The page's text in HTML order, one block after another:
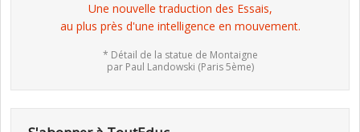
Une nouvelle traduction des Essais,
au plus près d'une intelligence en mouvement.
* Détail de la statue de Montaigne
par Paul Landowski (Paris 5ème)